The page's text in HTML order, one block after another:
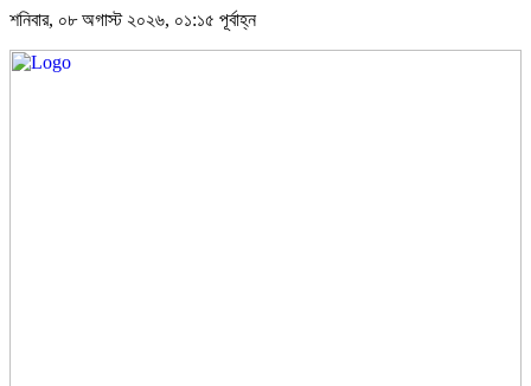
শনিবার, ০৮ অগাস্ট ২০২৬, ০১:১৫ পূর্বাহ্ন